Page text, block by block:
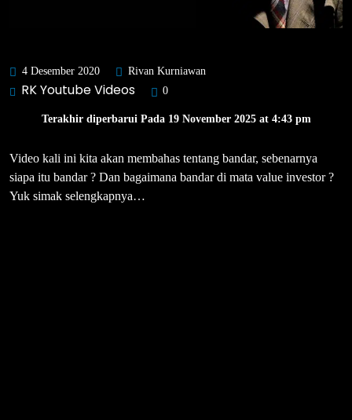
4 Desember 2020 Rivan Kurniawan
RK Youtube Videos 0
Terakhir diperbarui Pada 19 November 2025 at 4:43 pm
Video kali ini kita akan membahas tentang bandar, sebenarnya
siapa itu bandar ? Dan bagaimana bandar di mata value investor ?
Yuk simak selengkapnya…